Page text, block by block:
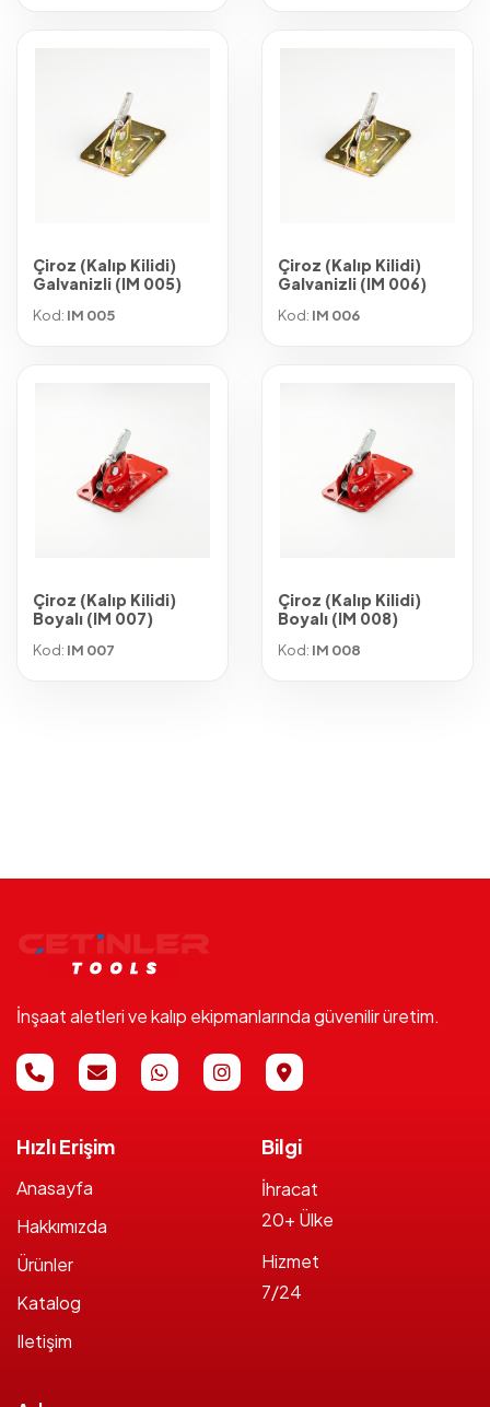
Çiroz (Kalıp Kilidi)
Galvanizli (IM 005)
Kod: IM 005
Çiroz (Kalıp Kilidi)
Galvanizli (IM 006)
Kod: IM 006
Çiroz (Kalıp Kilidi)
Boyalı (IM 007)
Kod: IM 007
Çiroz (Kalıp Kilidi)
Boyalı (IM 008)
Kod: IM 008
İnşaat aletleri ve kalıp ekipmanlarında güvenilir üretim.
Hızlı Erişim
Anasayfa
Hakkımızda
Ürünler
Katalog
Iletişim
Bilgi
İhracat
20+ Ülke
Hizmet
7/24